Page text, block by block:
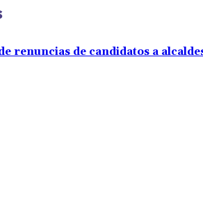
renuncias de candidatos a